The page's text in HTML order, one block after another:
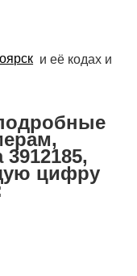
и её кодах и
цифру